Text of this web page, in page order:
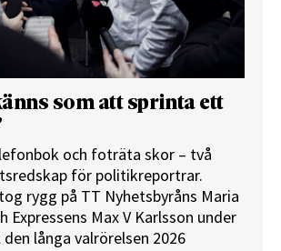
som att sprinta ett
och foträta skor – två
för politikreportrar.
rygg på TT Nyhetsbyråns Maria
Expressens Max V Karlsson under
långa valrörelsen 2026